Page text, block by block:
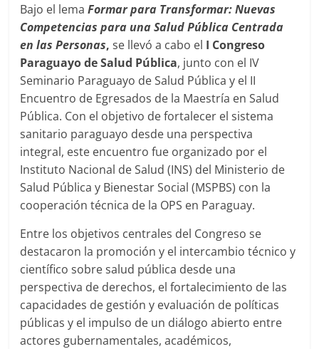
Bajo el lemaFormar para Transformar: Nuevas
Competencias para una Salud Pública Centrada
en lasPersonas, se llevó a cabo el I Congreso
Paraguayo de Salud Pública, junto con el IV
Seminario Paraguayo de Salud Pública y el II
Encuentro de Egresados de la Maestría en Salud
Pública. Con el objetivo de fortalecer el sistema
sanitario paraguayo desde una perspectiva
integral, este encuentro fue organizado por el
Instituto Nacional de Salud (INS) del Ministerio de
Salud Pública y Bienestar Social (MSPBS) con la
cooperación técnica de la OPS en Paraguay.
Entre los objetivos centrales del Congreso se
destacaron la promoción y el intercambio técnico y
científico sobre salud pública desde una
perspectiva de derechos, el fortalecimiento de las
capacidades de gestión y evaluación de políticas
públicas y el impulso de un diálogo abierto entre
actores gubernamentales, académicos,